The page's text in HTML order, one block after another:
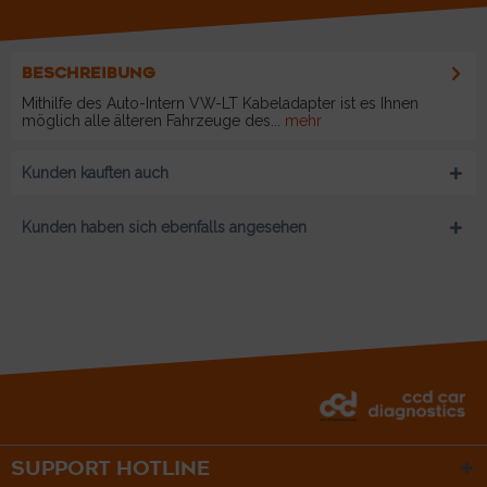
BESCHREIBUNG
Mithilfe des Auto-Intern VW-LT Kabeladapter ist es Ihnen
möglich alle älteren Fahrzeuge des...
mehr
Kunden kauften auch
Kunden haben sich ebenfalls angesehen
SUPPORT HOTLINE